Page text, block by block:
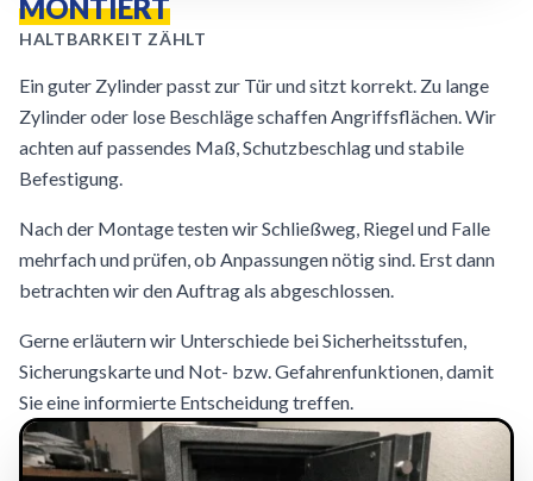
MONTIERT
HALTBARKEIT ZÄHLT
Ein guter Zylinder passt zur Tür und sitzt korrekt. Zu lange
Zylinder oder lose Beschläge schaffen Angriffsflächen. Wir
achten auf passendes Maß, Schutzbeschlag und stabile
Befestigung.
Nach der Montage testen wir Schließweg, Riegel und Falle
mehrfach und prüfen, ob Anpassungen nötig sind. Erst dann
betrachten wir den Auftrag als abgeschlossen.
Gerne erläutern wir Unterschiede bei Sicherheitsstufen,
Sicherungskarte und Not- bzw. Gefahrenfunktionen, damit
Sie eine informierte Entscheidung treffen.